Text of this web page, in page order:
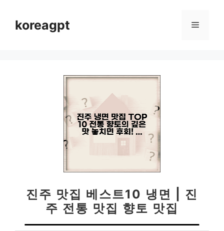
koreagpt 메
진주 맛집 베스트10 냉면 | 진
주 전통 맛집 향토 맛집